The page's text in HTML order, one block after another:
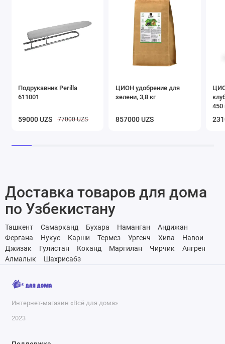
Подрукавник Perilla
611001
59000 UZS 77000 UZS
ЦИОН удобрение для
зелени, 3,8 кг
857000 UZS
450
Доставка товаров для дома
по Узбекистану
Ташкент Самарканд Бухара Наманган
Андижан
Фергана
Нукус Карши Термез Ургенч Хива
Навои
Джизак
Гулистан Коканд Маргилан Чирчик
Ангрен
Алмалык
Шахрисабз
Интернет-магазин «Всё для дома»
2023